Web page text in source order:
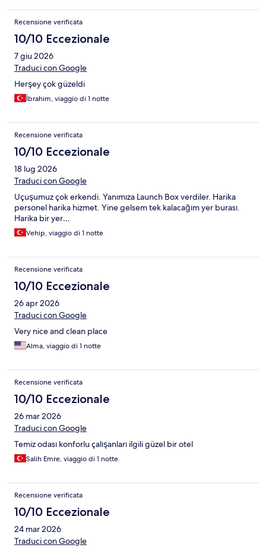
Recensione verificata
10/10 Eccezionale
7 giu 2026
Traduci con Google
Herşey çok güzeldi
İbrahim, viaggio di 1 notte
Recensione verificata
10/10 Eccezionale
18 lug 2026
Traduci con Google
Uçuşumuz çok erkendi. Yanımıza Launch Box verdiler. Harika
personel harika hizmet. Yine gelsem tek kalacağım yer burası.
Harika bir yer…
Vehip, viaggio di 1 notte
Recensione verificata
10/10 Eccezionale
26 apr 2026
Traduci con Google
Very nice and clean place
Alma, viaggio di 1 notte
Recensione verificata
10/10 Eccezionale
26 mar 2026
Traduci con Google
Temiz odası konforlu çalışanları ilgili güzel bir otel
Salih Emre, viaggio di 1 notte
Recensione verificata
10/10 Eccezionale
24 mar 2026
Traduci con Google